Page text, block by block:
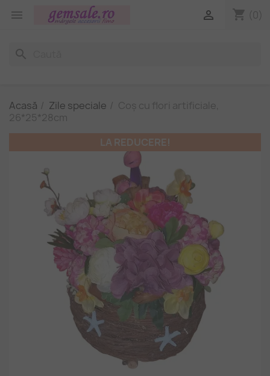
 shopping_cart (0)

search
Acasă Zile speciale
Coș cu flori artificiale,
26*25*28cm
LA REDUCERE!